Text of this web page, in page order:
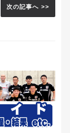
次の記事へ >>